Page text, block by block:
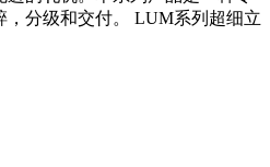
，分级和交付。 LUM系列超细立